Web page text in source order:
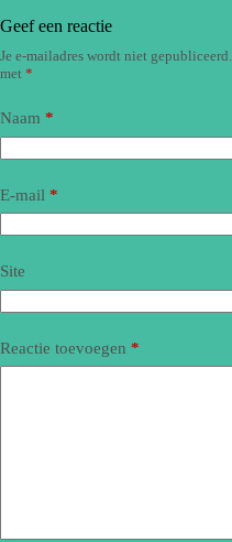
Geef een reactie
Je e-mailadres wordt niet gepubliceerd.
met *
Naam *
E-mail *
Site
Reactie toevoegen *